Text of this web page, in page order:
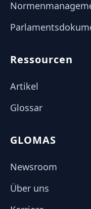
Ressourcen
Artikel
Glossar
GLOMAS
Newsroom
Über uns